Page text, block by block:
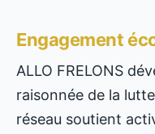
Engagement
ALLO FRELONS
raisonnée de la
réseau soutient